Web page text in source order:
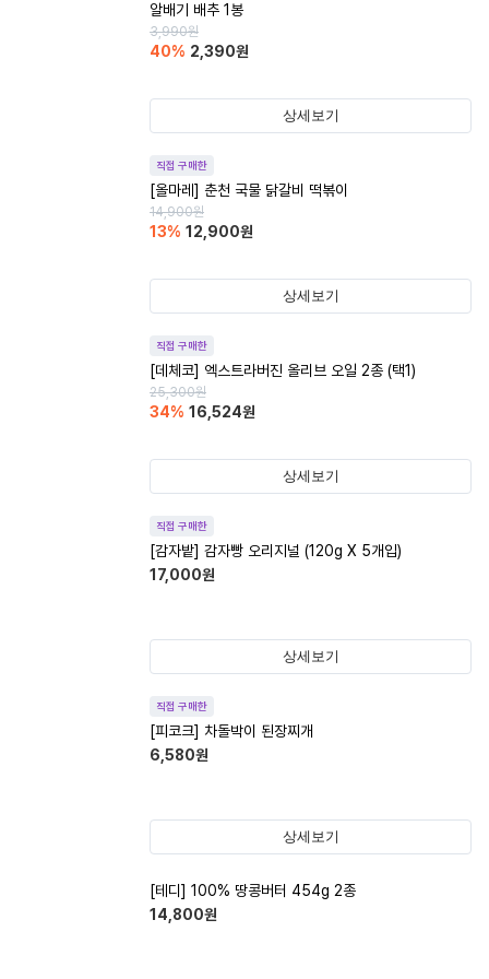
알배기 배추 1봉
3,990원
40% 2,390원
상세보기
직접 구매한
[올마레] 춘천 국물 닭갈비 떡볶이
14,900원
13% 12,900원
상세보기
직접 구매한
[데체코] 엑스트라버진 올리브 오일 2종 (택1)
25,300원
34% 16,524원
상세보기
직접 구매한
[감자밭] 감자빵 오리지널 (120g X 5개입)
17,000원
상세보기
직접 구매한
[피코크] 차돌박이 된장찌개
6,580원
상세보기
[테디] 100% 땅콩버터 454g 2종
14,800원